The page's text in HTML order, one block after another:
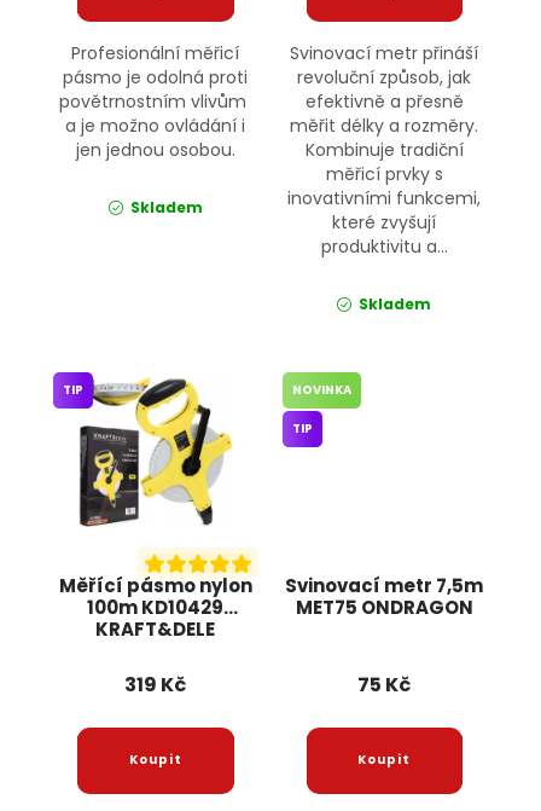
Profesionální měřicí
pásmo je odolná proti
povětrnostním vlivům
a je možno ovládání i
jen jednou osobou.
Skladem
Svinovací metr přináší
revoluční způsob, jak
efektivně a přesně
měřit délky a rozměry.
Kombinuje tradiční
měřicí prvky s
inovativními funkcemi,
které zvyšují
produktivitu a...
Skladem
Měřící pásmo nylon
100m KD10429
KRAFT&DELE
TIP
319 Kč
Svinovací metr 7,5m
MET75 ONDRAGON
NOVINKA
TIP
75 Kč